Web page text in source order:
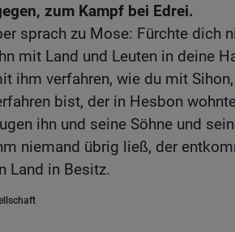
zum Kampf bei Edrei.
sprach zu Mose: Fürchte dich
mit Land und Leuten in deine
ihm verfahren, wie du mit
bist, der in Hesbon
ihn und seine Söhne und
niemand übrig ließ, der
Land in Besitz.